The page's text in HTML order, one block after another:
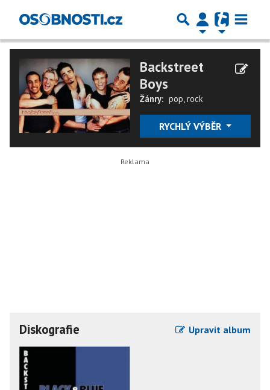
Backstreet
Boys
Žánry: pop,rock
RYCHLÝ VÝBĚR
Diskografie Upravit album